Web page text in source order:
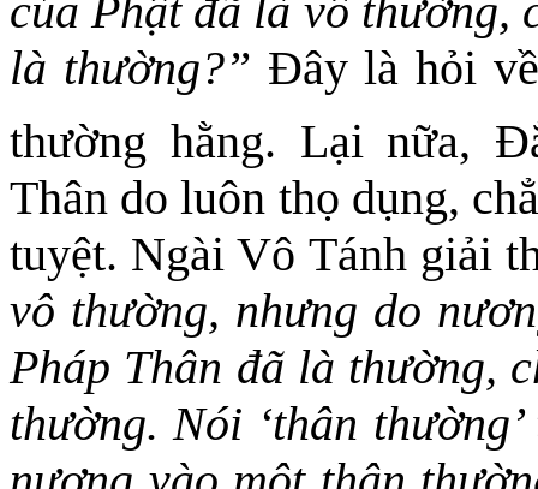
của Phật đã là vô thường,
là thường?” Đây là hỏi
thường hằng. Lại nữa,
Thân do luôn thọ dụng,
tuyệt. Ngài Vô Tánh giải
vô thường, nhưng do
Pháp Thân đã là thường,
thường. Nói ‘thân